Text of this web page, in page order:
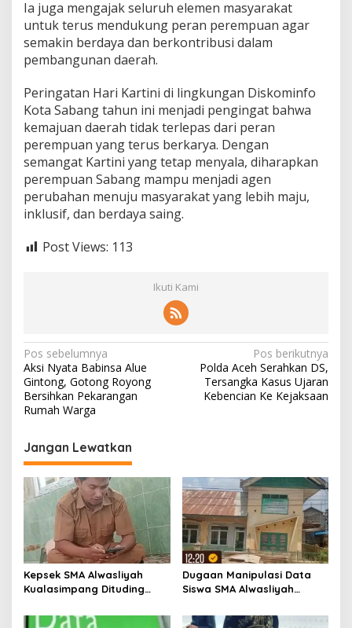
Ia juga mengajak seluruh elemen masyarakat
untuk terus mendukung peran perempuan agar
semakin berdaya dan berkontribusi dalam
pembangunan daerah.
Peringatan Hari Kartini di lingkungan Diskominfo
Kota Sabang tahun ini menjadi pengingat bahwa
kemajuan daerah tidak terlepas dari peran
perempuan yang terus berkarya. Dengan
semangat Kartini yang tetap menyala, diharapkan
perempuan Sabang mampu menjadi agen
perubahan menuju masyarakat yang lebih maju,
inklusif, dan berdaya saing.
Post Views: 113
Ikuti Kami
N
a
v
i
g
a
s
i
p
o
s
Pos sebelumnya
Aksi Nyata Babinsa Alue
Gintong, Gotong Royong
Bersihkan Pekarangan
Rumah Warga
Pos berikutnya
Polda Aceh Serahkan DS,
Tersangka Kasus Ujaran
Kebencian Ke Kejaksaan
Jangan Lewatkan
Kepsek SMA Alwasliyah
Kualasimpang Dituding
Datang Sesuka Hati, Dana
Dugaan Manipulasi Data
Siswa SMA Alwasliyah
Nihil Murid Tapi Terima